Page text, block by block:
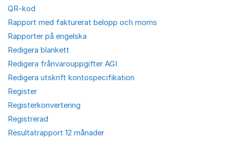
QR-kod
Rapport med fakturerat belopp och moms
Rapporter på engelska
Redigera blankett
Redigera frånvarouppgifter AGI
Redigera utskrift kontospecifikation
Register
Registerkonvertering
Registrerad
Resultatrapport 12 månader